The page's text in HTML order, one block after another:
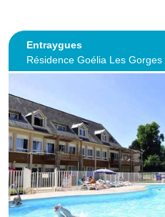
Entraygues
Résidence Goélia Les